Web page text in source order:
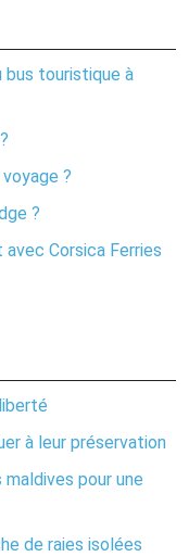
bus touristique à
?
?
Corsica Ferries
à leur préservation
pour une
de raies isolées